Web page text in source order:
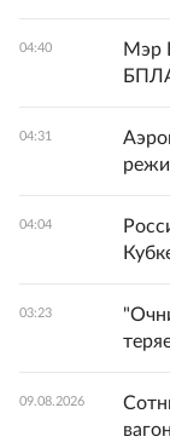
04:40
Мэр
04:31
04:04
03:23
09.08.2026